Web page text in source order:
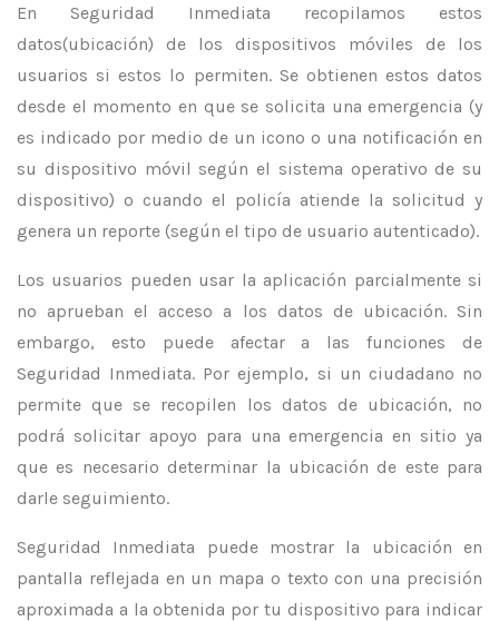
En Seguridad Inmediata recopilamos estos
datos(ubicación) de los dispositivos móviles de los
usuarios si estos lo permiten. Se obtienen estos datos
desde el momento en que se solicita una emergencia (y
es indicado por medio de un icono o una notificación en
su dispositivo móvil según el sistema operativo de su
dispositivo) o cuando el policía atiende la solicitud y
genera un reporte (según el tipo de usuario autenticado).
Los usuarios pueden usar la aplicación parcialmente si
no aprueban el acceso a los datos de ubicación. Sin
embargo, esto puede afectar a las funciones de
Seguridad Inmediata. Por ejemplo, si un ciudadano no
permite que se recopilen los datos de ubicación, no
podrá solicitar apoyo para una emergencia en sitio ya
que es necesario determinar la ubicación de este para
darle seguimiento.
Seguridad Inmediata puede mostrar la ubicación en
pantalla reflejada en un mapa o texto con una precisión
aproximada a la obtenida por tu dispositivo para indicar